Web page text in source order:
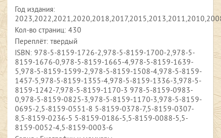
Год издания:
Кол-во страниц: 430
Переплёт: твердый
ISBN: 978-5-8159-1726-2,978-5-8159-1700-2,978-5-
8159-1676-0,978-5-8159-1665-4,978-5-8159-1639-
5,978-5-8159-1599-2,978-5-8159-1508-4,978-5-8159-
1457-5,978-5-8159-1355-4,978-5-8159-1336-3,978-5-
8159-1242-7,978-5-8159-1170-3 978-5-8159-0983-
0,978-5-8159-0825-3,978-5-8159-1170-3,978-5-8159-
0695-2,5-8159-0551-8 5-8159-0378-7,5-8159-0307-
8,5-8159-0236-5 5-8159-0186-5,5-8159-0088-5,5-
8159-0052-4,5-8159-0003-6